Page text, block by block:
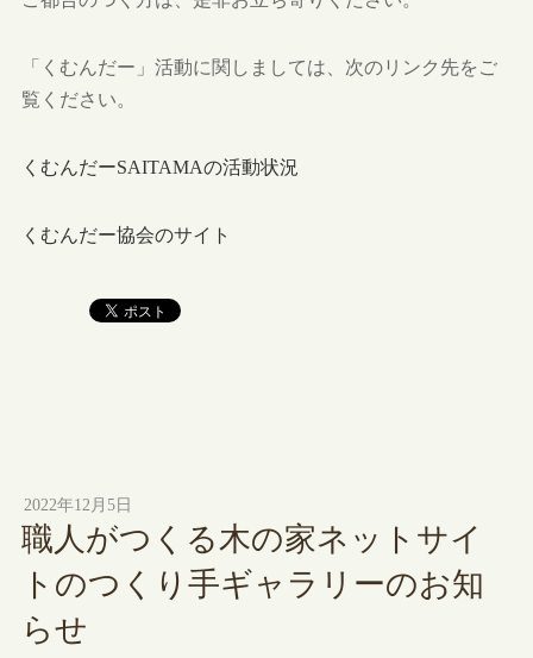
「くむんだー」活動に関しましては、次のリンク先をご
覧ください。
くむんだーSAITAMAの活動状況
くむんだー協会のサイト
2022年12月5日
職人がつくる木の家ネットサイ
トのつくり手ギャラリーのお知
らせ